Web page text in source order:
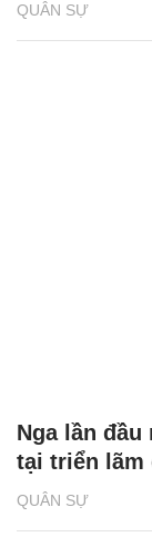
QUÂN SỰ
QUÂN SỰ
Nga lần
tại triển lãm